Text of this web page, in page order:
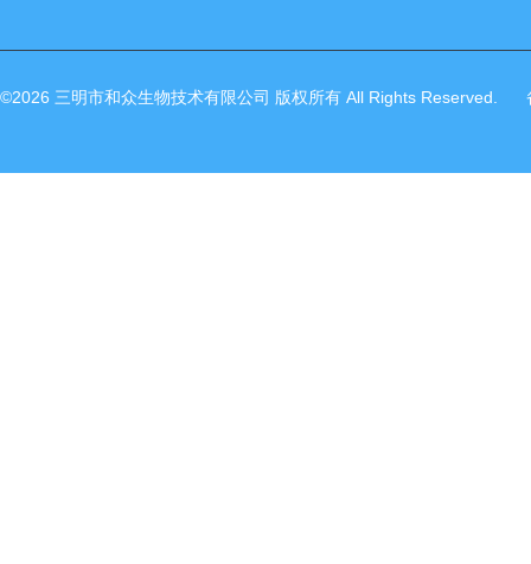
©2026 三明市和众生物技术有限公司 版权所有 All Rights Reserved.